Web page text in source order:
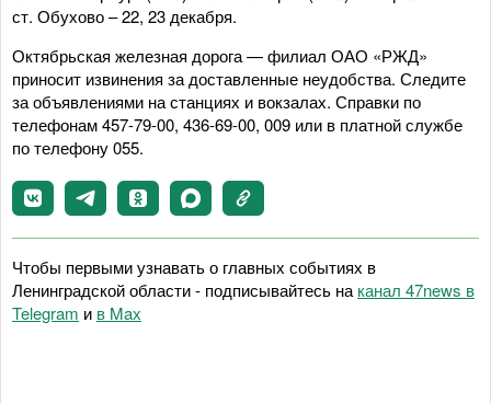
ст. Обухово – 22, 23 декабря.
Октябрьская железная дорога — филиал ОАО «РЖД»
приносит извинения за доставленные неудобства. Следите
за объявлениями на станциях и вокзалах. Справки по
телефонам 457-79-00, 436-69-00, 009 или в платной службе
по телефону 055.
Чтобы первыми узнавать о главных событиях в
Ленинградской области - подписывайтесь на канал 47news в
Telegram и в Maх